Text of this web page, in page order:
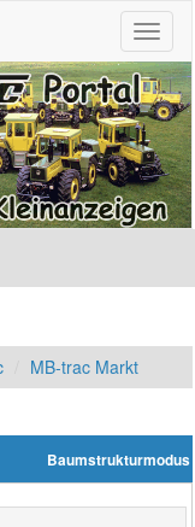
MB-trac Markt
Baumstrukturmodus